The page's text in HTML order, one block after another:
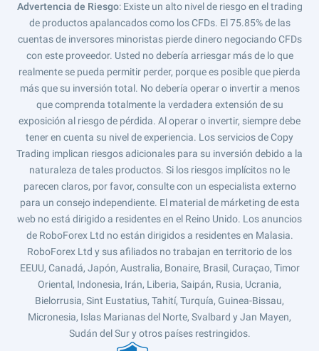
Advertencia de Riesgo: Existe un alto nivel de riesgo en el trading
de productos apalancados como los CFDs. El 75.85% de las
cuentas de inversores minoristas pierde dinero negociando CFDs
con este proveedor. Usted no debería arriesgar más de lo que
realmente se pueda permitir perder, porque es posible que pierda
más que su inversión total. No debería operar o invertir a menos
que comprenda totalmente la verdadera extensión de su
exposición al riesgo de pérdida. Al operar o invertir, siempre debe
tener en cuenta su nivel de experiencia. Los servicios de Copy
Trading implican riesgos adicionales para su inversión debido a la
naturaleza de tales productos. Si los riesgos implícitos no le
parecen claros, por favor, consulte con un especialista externo
para un consejo independiente. El material de márketing de esta
web no está dirigido a residentes en el Reino Unido. Los anuncios
de RoboForex Ltd no están dirigidos a residentes en Malasia.
RoboForex Ltd y sus afiliados no trabajan en territorio de los
EEUU, Canadá, Japón, Australia, Bonaire, Brasil, Curaçao, Timor
Oriental, Indonesia, Irán, Liberia, Saipán, Rusia, Ucrania,
Bielorrusia, Sint Eustatius, Tahití, Turquía, Guinea-Bissau,
Micronesia, Islas Marianas del Norte, Svalbard y Jan Mayen,
Sudán del Sur y otros países restringidos.